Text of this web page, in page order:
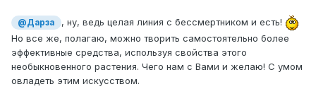
@Дарза
, ну, ведь целая линия с бессмертником и есть!
Но все же, полагаю, можно творить самостоятельно более
эффективные средства, используя свойства этого
необыкновенного растения. Чего нам с Вами и желаю! С умом
овладеть этим искусством.